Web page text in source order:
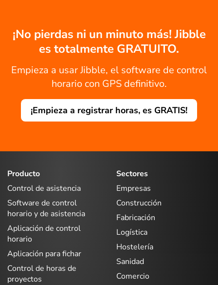
¡No pierdas ni un minuto más! Jibble
es totalmente GRATUITO.
Empieza a usar Jibble, el software de control
horario con GPS definitivo.
¡Empieza a registrar horas, es GRATIS!
Producto
Control de asistencia
Software de control
horario y de asistencia
Aplicación de control
horario
Aplicación para fichar
Control de horas de
proyectos
Sectores
Empresas
Construcción
Fabricación
Logística
Hostelería
Sanidad
Comercio